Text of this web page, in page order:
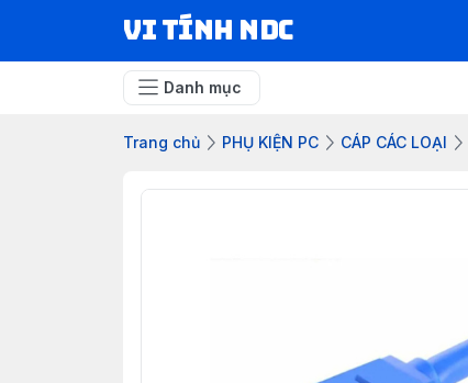
VI TÍNH NDC
Danh mục
Trang chủ PHỤ KIỆN PC CÁP CÁC LOẠI